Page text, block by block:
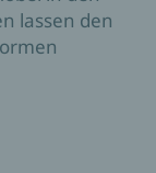
lassen den
den leicht